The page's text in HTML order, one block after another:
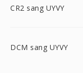
CR2 sang UYVY
DCM sang UYVY